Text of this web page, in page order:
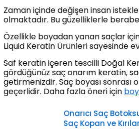
Zaman içinde değişen insan
olmaktadır. Bu güzelliklerle
Özellikle boyadan yanan saçlar
Liquid Keratin Ürünleri sayesinde
Saf keratin içeren tescilli Doğal
gördüğünüz saç onarım keratin,
getirmenizdir. Saç boyası sonrası
geçerlidir. Daha fazla öneri için
Onarıcı Saç
Saç Kopan ve